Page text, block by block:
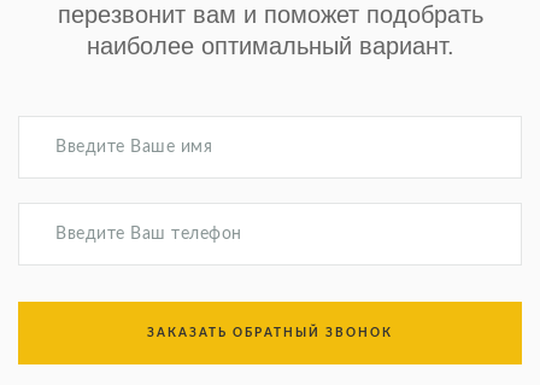
перезвонит вам и поможет подобрать
наиболее оптимальный вариант.
ЗАКАЗАТЬ ОБРАТНЫЙ ЗВОНОК